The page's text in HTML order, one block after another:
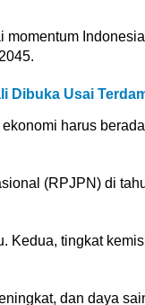
Dibuka Usai
harus
(RPJPN) di
Kedua, tingkat
dan daya